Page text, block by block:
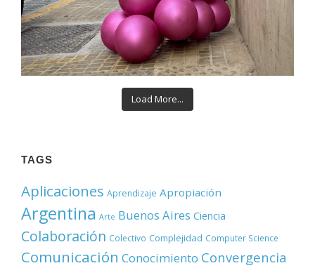
Load More...
TAGS
Aplicaciones Aprendizaje Apropiación
Argentina Arte Buenos Aires Ciencia
Colaboración Colectivo Complejidad Computer Science
Comunicación Conocimiento Convergencia